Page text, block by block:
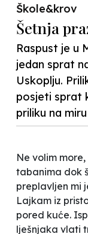
Škole&krov
Šetnja
Raspust je u
jedan sprat
Uskoplju.
posjeti sprat
priliku na
Ne volim
tabanima dok
preplavljen mi
Lajkam iz
pored kuće.
lješnjaka vlati